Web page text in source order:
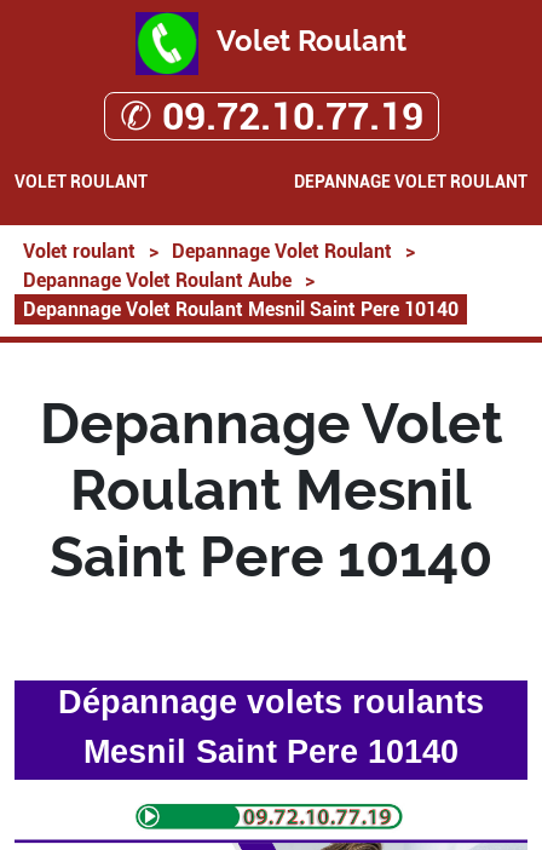
Volet Roulant
✆ 09.72.10.77.19
VOLET ROULANT DEPANNAGE VOLET ROULANT
Volet roulant > Depannage Volet Roulant
>
Depannage Volet Roulant Aube
>
Depannage Volet Roulant Mesnil Saint Pere 10140
Depannage Volet
Roulant Mesnil
Saint Pere 10140
Dépannage volets roulants
Mesnil Saint Pere 10140